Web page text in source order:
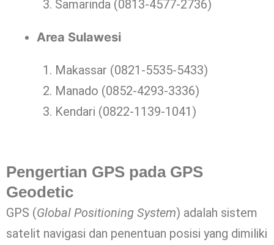
Samarinda (0813-4577-2736)
Area Sulawesi
Makassar (0821-5535-5433)
Manado (0852-4293-3336)
Kendari (0822-1139-1041)
Pengertian GPS pada GPS
Geodetic
GPS (Global Positioning System) adalah sistem
satelit navigasi dan penentuan posisi yang dimiliki